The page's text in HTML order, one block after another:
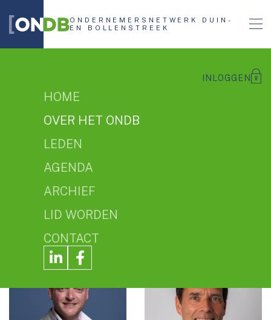
ONDERNEMERSNETWERK DUIN-
EN BOLLENSTREEK
INLOGGEN
HOME
OVER HET ONDB
LEDEN
AGENDA
ARCHIEF
LID WORDEN
CONTACT
Bestuur